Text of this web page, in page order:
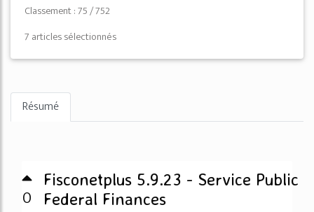
Classement : 75 / 752
7 articles sélectionnés
Résumé
0
Fisconetplus 5.9.23 - Service Public
Federal Finances